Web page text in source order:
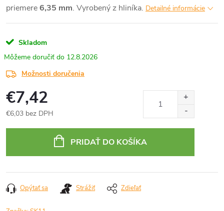
priemere6,35 mm. Vyrobený z hliníka. Detailné informácie
Skladom
12.8.2026
Možnosti doručenia
€7,42
€6,03 bez DPH
PRIDAŤ DO KOŠÍKA
Opýtať sa Strážiť Zdieľať